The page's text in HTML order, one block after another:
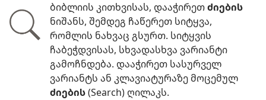
ბიბლიის კითხვისას, დააჭირეთძიების
ნიშანს, შემდეგ ჩაწერეთ სიტყვა,
რომლის ნახვაც გსურთ. სიტყვის
ჩაბეჭდვისას, სხვადასხვა ვარიანტი
გამოჩნდება. დააჭირეთ სასურველ
ვარიანტს ან კლავიატურაზე მოცემულ
ძიების(Search) ღილაკს.